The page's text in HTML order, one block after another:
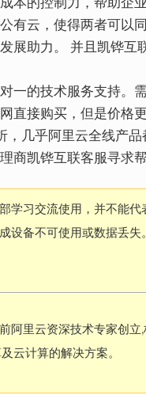
有云，使得两者可以
展助力。 并且凯铧互
一的技术服务支持。
直接购买，但是价格
几乎阿里云全线产品
商凯铧互联客服寻求帮
学习交流使用，并不能
设备不可使用或数据丢
阿里云资深技术专家创
云计算的解决方案。